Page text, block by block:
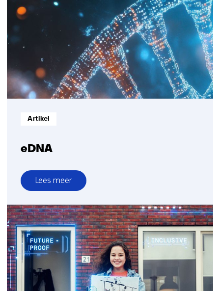
eDNA
Informatietype:
Artikel
Lees meer
over
eDNA